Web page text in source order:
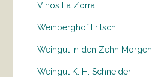
Vinos La Zorra
Weinberghof Fritsch
Weingut in den Zehn Morgen
Weingut K. H. Schneider